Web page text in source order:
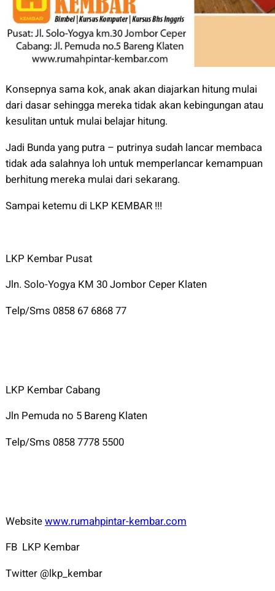
Konsepnya sama kok, anak akan diajarkan hitung mulai
dari dasar sehingga mereka tidak akan kebingungan atau
kesulitan untuk mulai belajar hitung.
Jadi Bunda yang putra – putrinya sudah lancar membaca
tidak ada salahnya loh untuk memperlancar kemampuan
berhitung mereka mulai dari sekarang.
Sampai ketemu di LKP KEMBAR !!!
LKP Kembar Pusat
Jln. Solo-Yogya KM 30 Jombor Ceper Klaten
Telp/Sms 0858 67 6868 77
LKP Kembar Cabang
Jln Pemuda no 5 Bareng Klaten
Telp/Sms 0858 7778 5500
Websitewww.rumahpintar-kembar.com
FB LKP Kembar
Twitter @lkp_kembar